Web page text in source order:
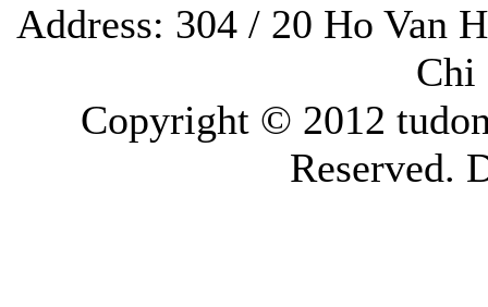
Address: 304 / 20 Ho Van
Copyright © 2012
Reserved.